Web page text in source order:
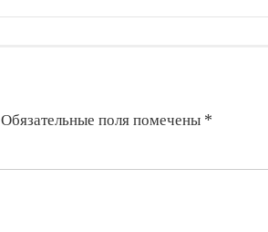
Обязательные поля помечены *